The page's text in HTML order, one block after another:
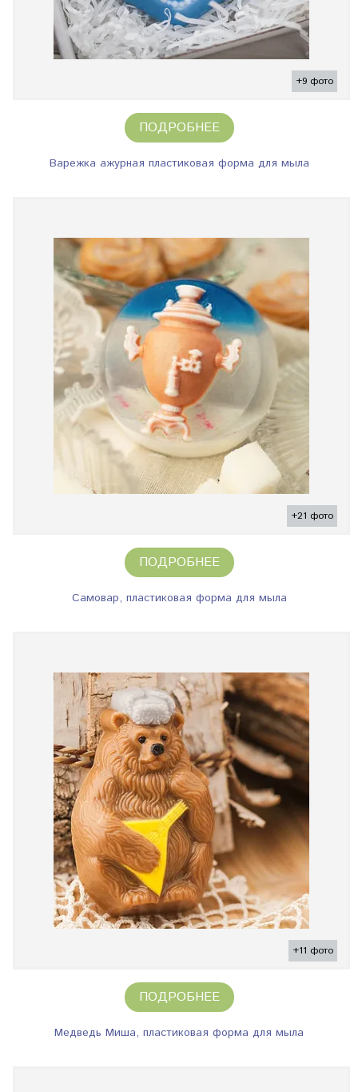
+9 фото
ПОДРОБНЕЕ
Варежка ажурная пластиковая форма для мыла
+21 фото
ПОДРОБНЕЕ
Самовар, пластиковая форма для мыла
+11 фото
ПОДРОБНЕЕ
Медведь Миша, пластиковая форма для мыла